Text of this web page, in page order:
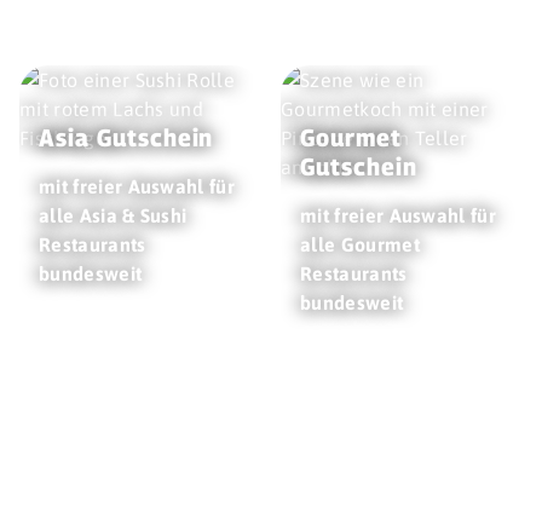
Asia Gutschein
mit freier Auswahl für
alle Asia & Sushi
Restaurants
bundesweit
Gourmet
Gutschein
mit freier Auswahl für
alle Gourmet
Restaurants
bundesweit